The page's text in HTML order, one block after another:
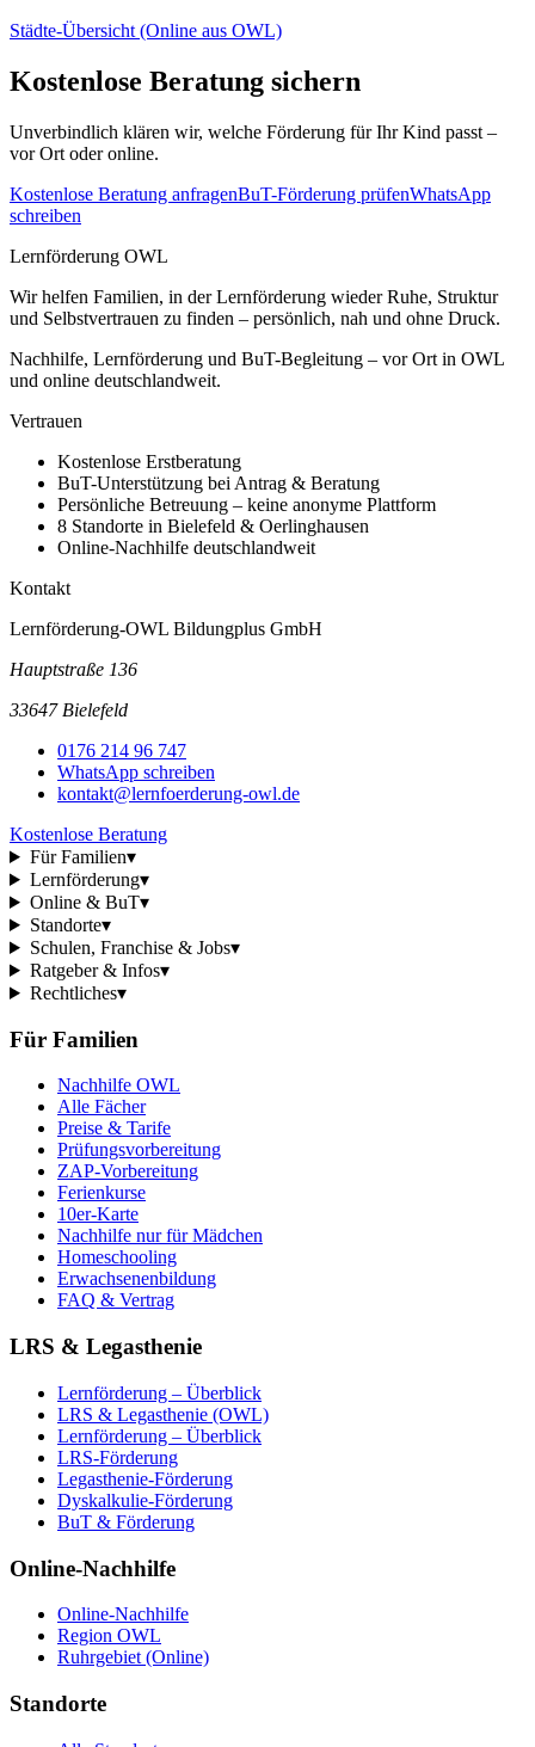
Städte-Übersicht (Online aus OWL)
Kostenlose Beratung sichern
Unverbindlich klären wir, welche Förderung für Ihr Kind passt –
vor Ort oder online.
Kostenlose Beratung anfragenBuT-Förderung prüfenWhatsApp
schreiben
Lernförderung OWL
Wir helfen Familien, in der Lernförderung wieder Ruhe, Struktur
und Selbstvertrauen zu finden – persönlich, nah und ohne Druck.
Nachhilfe, Lernförderung und BuT-Begleitung – vor Ort in OWL
und online deutschlandweit.
Vertrauen
Kostenlose Erstberatung
BuT-Unterstützung bei Antrag & Beratung
Persönliche Betreuung – keine anonyme Plattform
8 Standorte in Bielefeld & Oerlinghausen
Online-Nachhilfe deutschlandweit
Kontakt
Lernförderung-OWL Bildungplus GmbH
Hauptstraße 136
33647 Bielefeld
0176 214 96 747
WhatsApp schreiben
kontakt@lernfoerderung-owl.de
Kostenlose Beratung
Für Familien▾
Lernförderung▾
Online & BuT▾
Standorte▾
Schulen, Franchise & Jobs▾
Ratgeber & Infos▾
Rechtliches▾
Für Familien
Nachhilfe OWL
Alle Fächer
Preise & Tarife
Prüfungsvorbereitung
ZAP-Vorbereitung
Ferienkurse
10er-Karte
Nachhilfe nur für Mädchen
Homeschooling
Erwachsenenbildung
FAQ & Vertrag
LRS & Legasthenie
Lernförderung – Überblick
LRS & Legasthenie (OWL)
Lernförderung – Überblick
LRS-Förderung
Legasthenie-Förderung
Dyskalkulie-Förderung
BuT & Förderung
Online-Nachhilfe
Online-Nachhilfe
Region OWL
Ruhrgebiet (Online)
Standorte